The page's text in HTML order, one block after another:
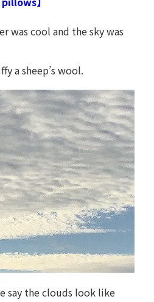
was cool and the sky was
a sheep’s wool.
say the clouds look like